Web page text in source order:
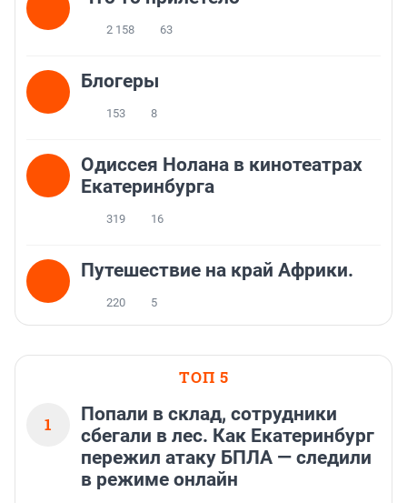
2 158 63
Блогеры
153 8
Одиссея Нолана в кинотеатрах
Екатеринбурга
319 16
Путешествие на край Африки.
220 5
ТОП 5
1
Попали в склад, сотрудники
сбегали в лес. Как Екатеринбург
пережил атаку БПЛА — следили
в режиме онлайн